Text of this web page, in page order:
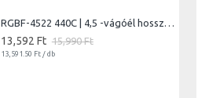
RGBF-4522 440C | 4,5 -vágóél hossz 4cm teljes hossz 11,4cm
13,592 Ft 15,990 Ft
13,591.50 Ft / db